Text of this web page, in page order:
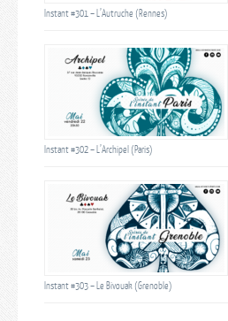
Instant #301 – L’Autruche (Rennes)
Instant #302 – L’Archipel (Paris)
Instant #303 – Le Bivouak (Grenoble)